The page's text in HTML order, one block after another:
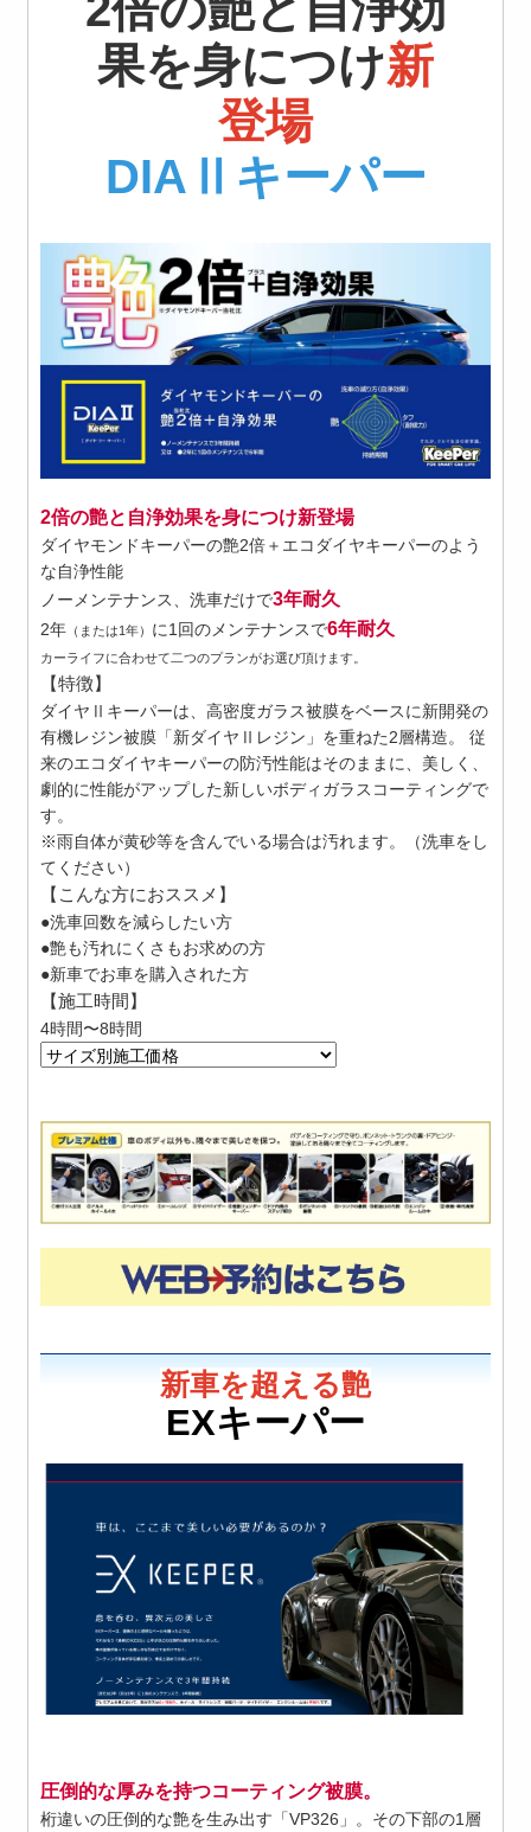
果を身につけ新
登場
DIAⅡキーパー
2倍の艶と自浄効果を身につけ新登場
ダイヤモンドキーパーの艶2倍＋エコダイヤキーパーのよう
な自浄性能
ノーメンテナンス、洗車だけで3年耐久
2年 （または1年） に1回のメンテナンスで6年耐久
カーライフに合わせて二つのプランがお選び頂けます。
【特徴】
ダイヤⅡキーパーは、高密度ガラス被膜をベースに新開発の
有機レジン被膜「新ダイヤⅡレジン」を重ねた2層構造。 従
来のエコダイヤキーパーの防汚性能はそのままに、美しく、
劇的に性能がアップした新しいボディガラスコーティングで
す。
※雨自体が黄砂等を含んでいる場合は汚れます。（洗車をし
てください）
【こんな方におススメ】
●洗車回数を減らしたい方
●艶も汚れにくさもお求めの方
●新車でお車を購入された方
【施工時間】
4時間〜8時間
新車を超える艶
EXキーパー
圧倒的な厚みを持つコーティング被膜。
桁違いの圧倒的な艶を生み出す「VP326」。その下部の1層